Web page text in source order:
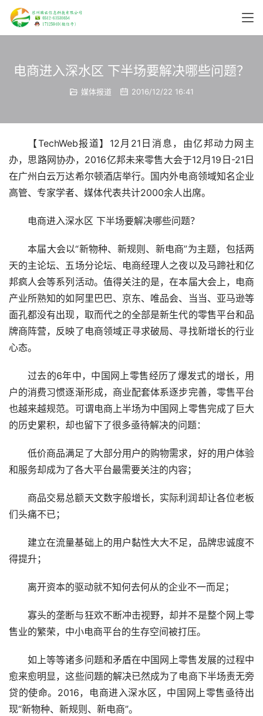
电商进入深水区 下半场要解决哪些问题？
媒体报道 2016/12/22 16:41
【TechWeb报道】12月21日消息，由亿邦动力网主
办，思路网协办，2016亿邦未来零售大会于12月19日-21日
在广州白云万达希尔顿酒店举行。国内外电商领域知名企业
高管、专家学者、媒体代表共计2000余人出席。
电商进入深水区 下半场要解决哪些问题？
本届大会以“新物种、新规则、新电商”为主题，包括两
天的主论坛、五场分论坛、电商经理人之夜以及马蹄社和亿
邦疯人会等系列活动。值得关注的是，在本届大会上，电商
产业所熟知的如阿里巴巴、京东、唯品会、当当、亚马逊等
面孔都没有出现，取而代之的全部是新生代的零售平台和品
牌商阵营，反映了电商领域正寻求破局、寻找新增长的行业
心态。
过去的6年中，中国网上零售经历了爆发式的增长，用
户的消费习惯逐渐形成，商业配套体系逐步完善，零售平台
也越来越规范。可谓电商上半场为中国网上零售完成了巨大
的历史累积，却也留下了很多亟待解决的问题：
低价商品满足了大部分用户的购物需求，好的用户体验
和服务却成为了各大平台最需要关注的内容；
商品交易总额天文数字般增长，实际利润却让各位老板
们头痛不已；
建立在流量基础上的用户黏性大大不足，品牌忠诚度不
得提升；
离开资本的驱动就不知何去何从的企业不一而足；
寡头的垄断与狂欢不断冲击视野，却并不是整个网上零
售业的繁荣，中小电商平台的生存空间被打压。
如上等等诸多问题和矛盾在中国网上零售发展的过程中
愈来愈明显，这些问题的解决已然成为了电商下半场责无旁
贷的使命。2016，电商进入深水区，中国网上零售亟待出
现“新物种、新规则、新电商”。